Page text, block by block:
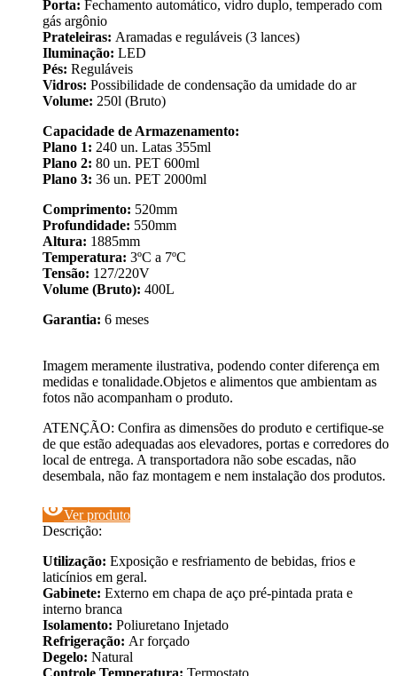
Porta: Fechamento automático, vidro duplo, temperado com
gás argônio
Prateleiras: Aramadas e reguláveis (3 lances)
Iluminação: LED
Pés: Reguláveis
Vidros: Possibilidade de condensação da umidade do ar
Volume: 250l (Bruto)
Capacidade de Armazenamento:
Plano 1: 240 un. Latas 355ml
Plano 2: 80 un. PET 600ml
Plano 3: 36 un. PET 2000ml
Comprimento: 520mm
Profundidade: 550mm
Altura: 1885mm
Temperatura: 3ºC a 7ºC
Tensão: 127/220V
Volume (Bruto): 400L
Garantia: 6 meses
Imagem meramente ilustrativa, podendo conter diferença em
medidas e tonalidade.Objetos e alimentos que ambientam as
fotos não acompanham o produto.
ATENÇÃO: Confira as dimensões do produto e certifique-se
de que estão adequadas aos elevadores, portas e corredores do
local de entrega. A transportadora não sobe escadas, não
desembala, não faz montagem e nem instalação dos produtos.
visibilityVer produto
Descrição:
Utilização: Exposição e resfriamento de bebidas, frios e
laticínios em geral.
Gabinete: Externo em chapa de aço pré-pintada prata e
interno branca
Isolamento: Poliuretano Injetado
Refrigeração: Ar forçado
Degelo: Natural